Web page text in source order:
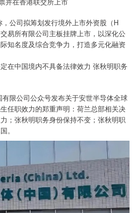
公司拟筹划发行境外上市外资股（H
易所有限公司主板挂牌上市，以深化公
知名度及综合竞争力，打造多元化融资
在中国境内不具备法律效力 张秋明职务
限公司公众号发布关于安世半导体全球
任职效力的郑重声明：荷兰总部相关决
；张秋明职务身份保持不变；张秋明职
。